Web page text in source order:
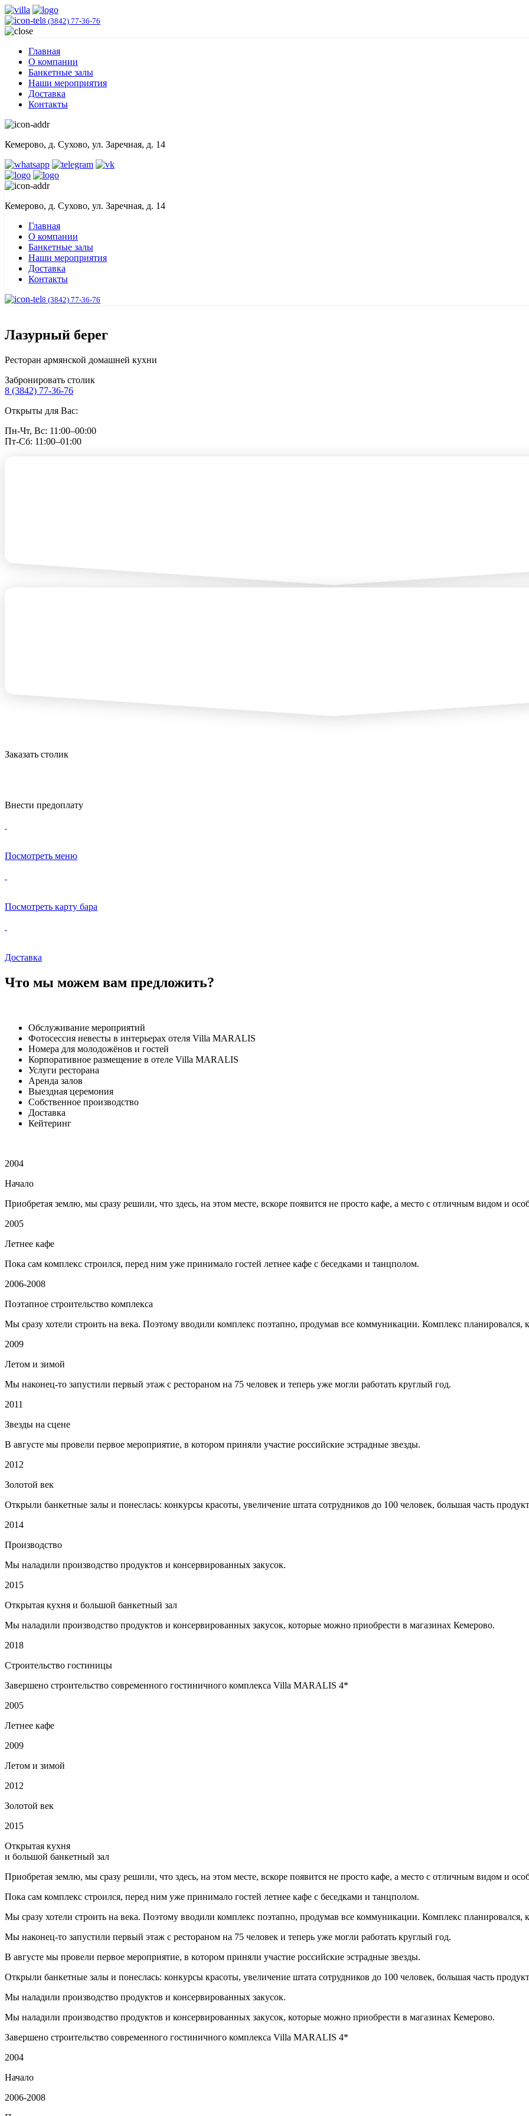
8 (3842) 77-36-76
Главная
О компании
Банкетные залы
Наши мероприятия
Доставка
Контакты
Кемерово, д. Сухово, ул. Заречная, д. 14
Кемерово, д. Сухово, ул. Заречная, д. 14
Главная
О компании
Банкетные залы
Наши мероприятия
Доставка
Контакты
8 (3842) 77-36-76
Лазурный берег
Ресторан армянской домашней кухни
Забронировать столик
8 (3842) 77-36-76
Открыты для Вас:
Пн-Чт, Вс: 11:00–00:00
Пт-Сб: 11:00–01:00
Заказать столик
Внести предоплату
Посмотреть меню
Посмотреть карту бара
Доставка
Что мы можем вам предложить?
Обслуживание мероприятий
Фотосессия невесты в интерьерах отеля Villa MARALIS
Номера для молодожёнов и гостей
Корпоративное размещение в отеле Villa MARALIS
Услуги ресторана
Аренда залов
Выездная церемония
Собственное производство
Доставка
Кейтеринг
2004
Начало
Приобретая землю, мы сразу решили, что здесь, на этом месте, вскоре появится не просто кафе, а место с отличным видом и
2005
Летнее кафе
Пока сам комплекс строился, перед ним уже принимало гостей летнее кафе с беседками и танцполом.
2006-2008
Поэтапное строительство комплекса
Мы сразу хотели строить на века. Поэтому вводили комплекс поэтапно, продумав все коммуникации. Комплекс планировался,
2009
Летом и зимой
Мы наконец-то запустили первый этаж с рестораном на 75 человек и теперь уже могли работать круглый год.
2011
Звезды на сцене
В августе мы провели первое мероприятие, в котором приняли участие российские эстрадные звезды.
2012
Золотой век
Открыли банкетные залы и понеслась: конкурсы красоты, увеличение штата сотрудников до 100 человек, большая часть
2014
Производство
Мы наладили производство продуктов и консервированных закусок.
2015
Открытая кухня и большой банкетный зал
Мы наладили производство продуктов и консервированных закусок, которые можно приобрести в магазинах Кемерово.
2018
Строительство гостиницы
Завершено строительство современного гостиничного комплекса Villa MARALIS 4*
2005
Летнее кафе
2009
Летом и зимой
2012
Золотой век
2015
Открытая кухня
и большой банкетный зал
Приобретая землю, мы сразу решили, что здесь, на этом месте, вскоре появится не просто кафе, а место с отличным видом и
Пока сам комплекс строился, перед ним уже принимало гостей летнее кафе с беседками и танцполом.
Мы сразу хотели строить на века. Поэтому вводили комплекс поэтапно, продумав все коммуникации. Комплекс планировался,
Мы наконец-то запустили первый этаж с рестораном на 75 человек и теперь уже могли работать круглый год.
В августе мы провели первое мероприятие, в котором приняли участие российские эстрадные звезды.
Открыли банкетные залы и понеслась: конкурсы красоты, увеличение штата сотрудников до 100 человек, большая часть
Мы наладили производство продуктов и консервированных закусок.
Мы наладили производство продуктов и консервированных закусок, которые можно приобрести в магазинах Кемерово.
Завершено строительство современного гостиничного комплекса Villa MARALIS 4*
2004
Начало
2006-2008